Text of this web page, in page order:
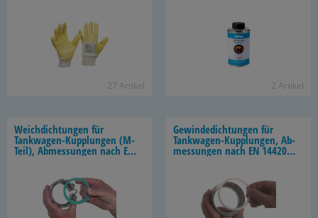
27 Ar­ti­kel 2 Ar­ti­kel
Weich­dich­tun­gen für
Tankwagen-​Kupplungen (M-​
Teil), Ab­mes­sun­gen nach EN
Ge­win­de­dich­tun­gen für
Tankwagen-​Kupplungen, Ab­
mes­sun­gen nach EN 14420-​6